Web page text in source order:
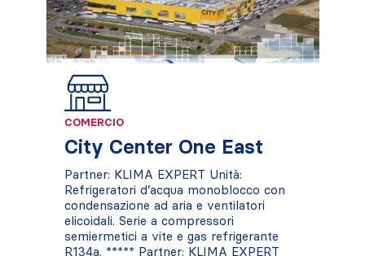
COMERCIO
City Center One East
Partner: KLIMA EXPERT Unità:
Refrigeratori d’acqua monoblocco con
condensazione ad aria e ventilatori
elicoidali. Serie a compressori
semiermetici a vite e gas refrigerante
R134a. ***** Partner: KLIMA EXPERT